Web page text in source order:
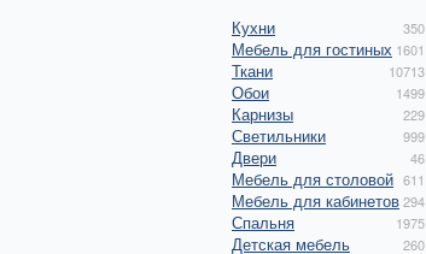
Кухни 350
Мебель для гостиных 1601
Ткани 10713
Обои 1499
Карнизы 229
Светильники 999
Двери 46
Мебель для столовой 611
Мебель для кабинетов294
Спальня 1975
Детская мебель 260